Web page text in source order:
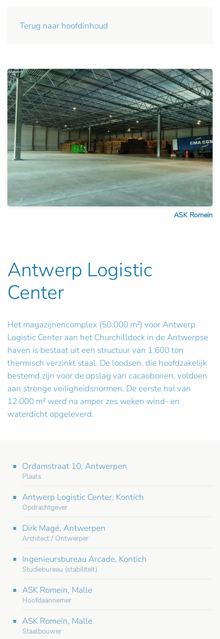
Terug naar hoofdinhoud
ASK Romein
Antwerp Logistic
Center
Het magazijnencomplex (50.000 m²) voor Antwerp
Logistic Center aan het Churchilldock in de Antwerpse
haven is bestaat uit een structuur van 1.600 ton
thermisch verzinkt staal. De loodsen, die hoofdzakelijk
bestemd zijn voor de opslag van cacaobonen, voldoen
aan strenge veiligheidsnormen. De eerste hal van
12.000 m² werd na amper zes weken wind- en
waterdicht opgeleverd.
Ordamstraat 10, Antwerpen
Plaats
Antwerp Logistic Center, Kontich
Opdrachtgever
Dirk Magé, Antwerpen
Architect / Ontwerper
Ingenieursbureau Arcade, Kontich
Studiebureau (stabiliteit)
ASK Romein, Malle
Hoofdaannemer
ASK Romein, Malle
Staalbouwer